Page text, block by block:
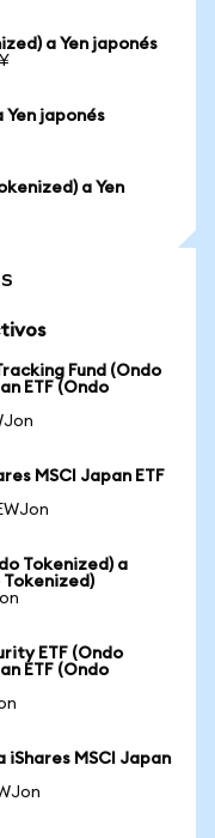
a Yen japonés
Yen japonés
a Yen
Fund (Ondo
ETF (Ondo
MSCI Japan ETF
Tokenized) a
Tokenized)
ETF (Ondo
ETF (Ondo
MSCI Japan